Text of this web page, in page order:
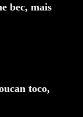
bec, mais
toco,